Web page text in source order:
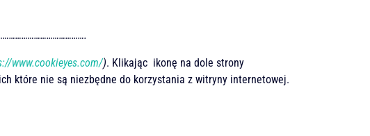
www.cookieyes.com/). Klikając ikonę na dole strony
które nie są niezbędne do korzystania z witryny internetowej.